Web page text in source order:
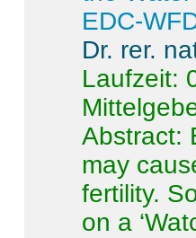
EDC-
Dr. rer.
Laufzeit:
Abstract:
may
fertility.
on a